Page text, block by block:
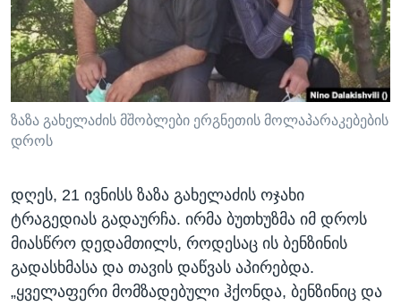
ᲡᲢᲣᲓᲘᲐ ᲕᲐᲨᲘᲜᲒᲢᲝᲜᲘ
ᲔᲙᲝᲜᲝᲛᲘᲙᲐ
ᲯᲐᲜᲛᲠᲗᲔᲚᲝᲑᲐ
ᲛᲔᲪᲜᲘᲔᲠᲔᲑᲐ
ᲘᲜᲢᲔᲠᲕᲘᲣ
ᲙᲣᲚᲢᲣᲠᲐ
ᲓᲔᲖᲘᲜᲤᲝᲠᲛᲐᲪᲘᲐ
Learning English
ᲗᲕᲐᲚᲘ ᲒᲕᲐᲓᲔᲕᲜᲔᲗ
ზაზა გახელაძის მშობლები ერგნეთის მოლაპარაკებების
დროს
დღეს, 21 ივნისს ზაზა გახელაძის ოჯახი
ტრაგედიას გადაურჩა. ირმა ბუთხუზმა იმ დროს
მიასწრო დედამთილს, როდესაც ის ბენზინის
გადასხმასა და თავის დაწვას აპირებდა.
„ყველაფერი მომზადებული ჰქონდა, ბენზინიც და